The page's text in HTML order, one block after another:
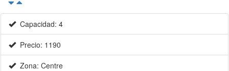
Capacidad: 4
Precio: 1190
Zona: Centre